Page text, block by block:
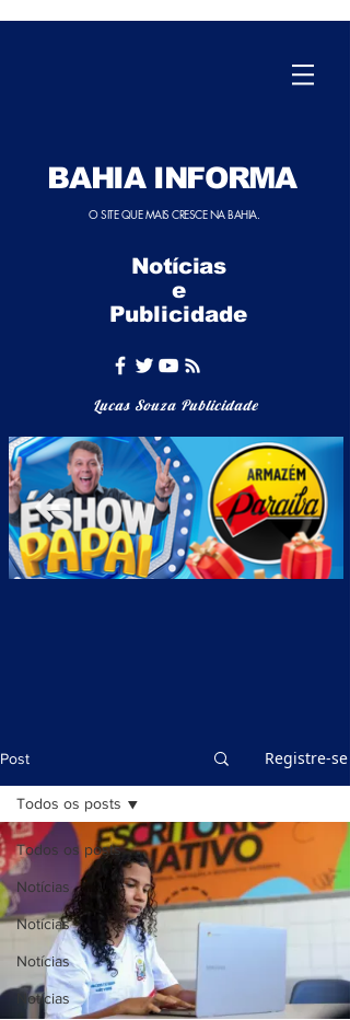
BAHIA INFORMA
O SITE QUE MAIS CRESCE NA BAHIA.
Notícias
e
Publicidade
Lucas Souza Publicidade
Post Registre-se
Todos os posts
Notícias
Notícias
Notícias
Notícias
Todos os posts